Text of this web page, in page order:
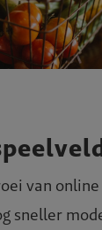
van
sneller